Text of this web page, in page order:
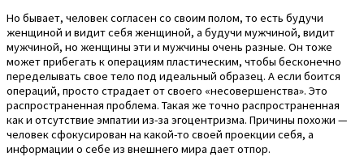
Но бывает, человек согласен со своим полом, то есть будучи
женщиной и видит себя женщиной, а будучи мужчиной, видит
мужчиной, но женщины эти и мужчины очень разные. Он тоже
может прибегать к операциям пластическим, чтобы бесконечно
переделывать свое тело под идеальный образец. А если боится
операций, просто страдает от своего «несовершенства». Это
распространенная проблема. Такая же точно распространенная
как и отсутствие эмпатии из-за эгоцентризма. Причины похожи —
человек сфокусирован на какой-то своей проекции себя, а
информации о себе из внешнего мира дает отпор.